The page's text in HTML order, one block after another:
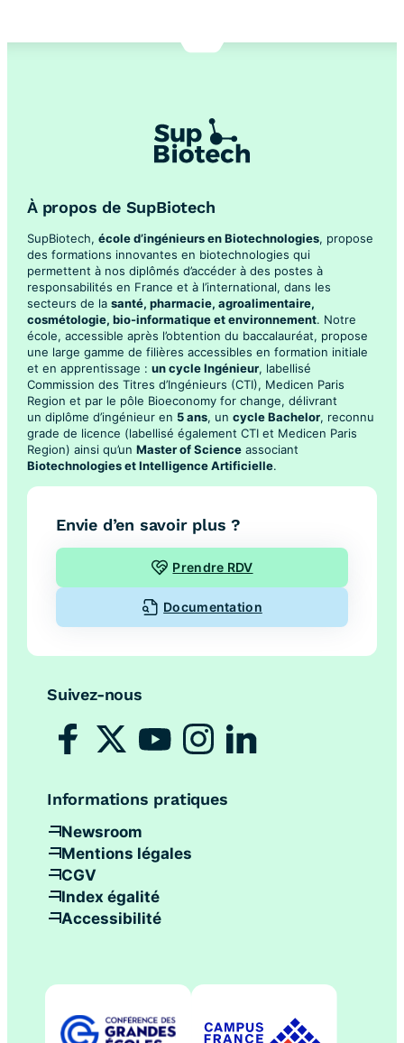
À propos de SupBiotech
SupBiotech, école d’ingénieurs en Biotechnologies, propose
des formations innovantes en biotechnologies qui
permettent à nos diplômés d’accéder à des postes à
responsabilités en France et à l’international, dans les
secteurs de la santé, pharmacie, agroalimentaire,
cosmétologie, bio-informatique et environnement. Notre
école, accessible après l’obtention du baccalauréat, propose
une large gamme de filières accessibles en formation initiale
et en apprentissage : un cycle Ingénieur, labellisé
Commission des Titres d’Ingénieurs (CTI), Medicen Paris
Region et par le pôle Bioeconomy for change, délivrant
un diplôme d’ingénieur en 5 ans, un cycle Bachelor, reconnu
grade de licence (labellisé également CTI et Medicen Paris
Region) ainsi qu’un Master of Science associant
Biotechnologies et Intelligence Artificielle.
Envie d’en savoir plus ?
Prendre RDV
Documentation
Suivez-nous
Informations pratiques
Newsroom
Mentions légales
CGV
Index égalité
Accessibilité